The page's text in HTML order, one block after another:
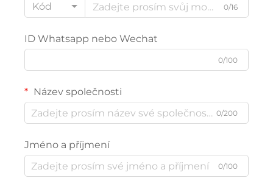
Kód
0/16
ID Whatsapp nebo Wechat
0/100
Název společnosti
0/200
Jméno a příjmení
0/100